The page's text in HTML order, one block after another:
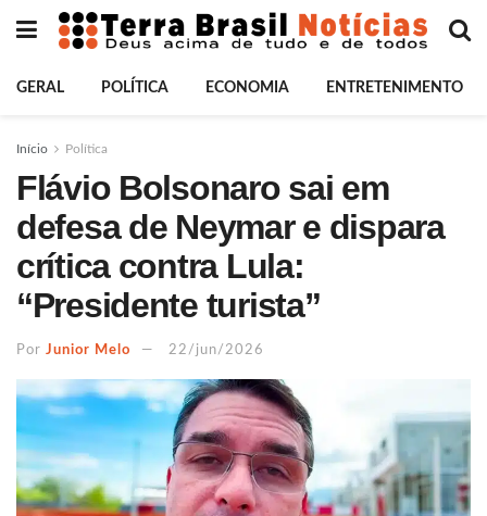
GERAL POLÍTICA ECONOMIA ENTRETENIMENTO
Início Política
Flávio Bolsonaro sai em
defesa de Neymar e dispara
crítica contra Lula:
“Presidente turista”
Por Junior Melo 22/jun/2026